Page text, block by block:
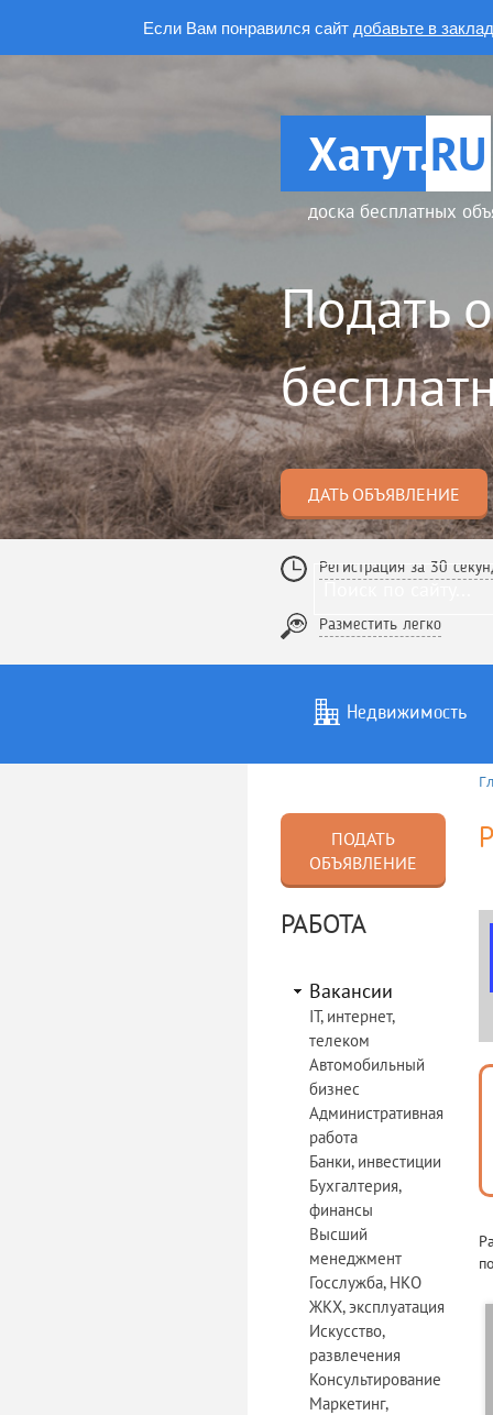
Если Вам понравился сайт добавьте в
Хатут.RU
доска бесплатных
Подать
ДАТЬ ОБЪЯВЛЕНИЕ
Регистрация за 30
Разместить легко
Недвижимость
Услуги
ПОДАТЬ
ОБЪЯВЛЕНИЕ
РАБОТА
Вакансии
IT, интернет,
телеком
Автомобильный
бизнес
Административная
работа
Банки, инвестиции
Бухгалтерия,
финансы
Высший
менеджмент
Госслужба, НКО
ЖКХ, эксплуатация
Искусство,
развлечения
Консультирование
Маркетинг,